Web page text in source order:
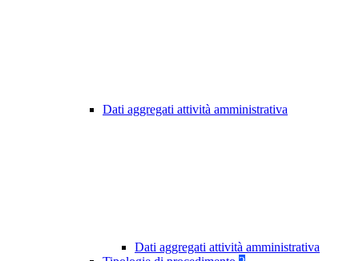
Dati aggregati attività amministrativa
Dati aggregati attività amministrativa